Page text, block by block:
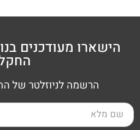
הישארו מעודכנים
הרשמה לניוזלטר של